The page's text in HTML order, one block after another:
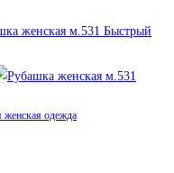
Быстрый
женская одежда